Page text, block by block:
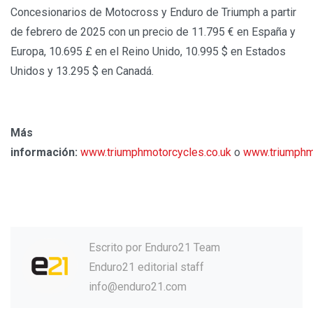
Concesionarios de Motocross y Enduro de Triumph a partir
de febrero de 2025 con un precio de 11.795 € en España y
Europa, 10.695 £ en el Reino Unido, 10.995 $ en Estados
Unidos y 13.295 $ en Canadá.
Más
información: www.triumphmotorcycles.co.uk o
Escrito por Enduro21 Team
Enduro21 editorial staff
info@enduro21.com